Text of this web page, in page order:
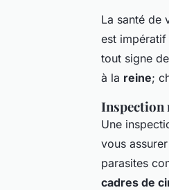
La santé de
est
tout signe
à la reine;
Inspection
Une
vous
parasites
cadres de